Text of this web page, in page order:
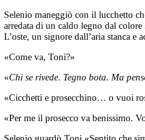
Selenio maneggiò con il lucchetto
arredata di un caldo legno dal
L’oste, un signore dall’aria stanca
«Come va, Toni?»
«Chi se rivede. Tegno bota. Ma
«Cicchetti e prosecchino… o vuoi
«Per me il prosecco va benissimo.